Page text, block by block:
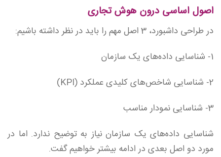
اصول اساسی درون هوش تجاری
در طراحی داشبورد،‌ 3 اصل مهم را باید در نظر داشته باشیم:
1- شناسایی داده‌های یک سازمان
2- شناسایی شاخص‌های کلیدی عملکرد (KPI)
3- شناسایی نمودار مناسب
شناسایی داده‌های یک سازمان نیاز به توضیح ندارد. اما در
مورد دو اصل بعدی در ادامه بیشتر خواهیم گفت.